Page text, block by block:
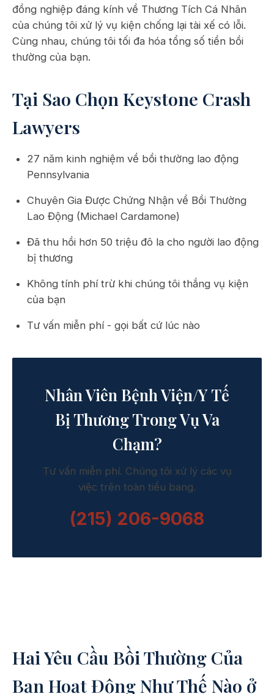
đồng nghiệp đáng kính về Thương Tích Cá Nhân
của chúng tôi xử lý vụ kiện chống lại tài xế có lỗi.
Cùng nhau, chúng tôi tối đa hóa tổng số tiền bồi
thường của bạn.
Tại Sao Chọn Keystone Crash
Lawyers
27 năm kinh nghiệm về bồi thường lao động
Pennsylvania
Chuyên Gia Được Chứng Nhận về Bồi Thường
Lao Động (Michael Cardamone)
Đã thu hồi hơn 50 triệu đô la cho người lao động
bị thương
Không tính phí trừ khi chúng tôi thắng vụ kiện
của bạn
Tư vấn miễn phí - gọi bất cứ lúc nào
Nhân Viên Bệnh Viện/Y Tế
Bị Thương Trong Vụ Va
Chạm?
Tư vấn miễn phí. Chúng tôi xử lý các vụ
việc trên toàn tiểu bang.
(215) 206-9068
Hai Yêu Cầu Bồi Thường Của
Bạn Hoạt Động Như Thế Nào ở